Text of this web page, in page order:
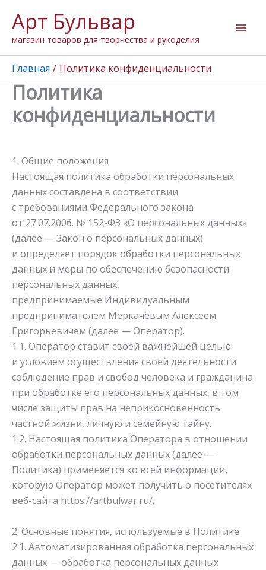
содержимому
Арт Бульвар
магазин товаров для творчества и рукоделия
Главная Политика конфиденциальности
Политика
конфиденциальности
1. Общие положения
Настоящая политика обработки персональных
данных составлена в соответствии
с требованиями Федерального закона
от 27.07.2006. № 152-ФЗ «О персональных данных»
(далее — Закон о персональных данных)
и определяет порядок обработки персональных
данных и меры по обеспечению безопасности
персональных данных,
предпринимаемые Индивидуальным
предпринимателем Меркачёвым Алексеем
Григорьевичем (далее — Оператор).
1.1. Оператор ставит своей важнейшей целью
и условием осуществления своей деятельности
соблюдение прав и свобод человека и гражданина
при обработке его персональных данных, в том
числе защиты прав на неприкосновенность
частной жизни, личную и семейную тайну.
1.2. Настоящая политика Оператора в отношении
обработки персональных данных (далее —
Политика) применяется ко всей информации,
которую Оператор может получить о посетителях
веб-сайта https://artbulwar.ru/.
2. Основные понятия, используемые в Политике
2.1. Автоматизированная обработка персональных
данных — обработка персональных данных